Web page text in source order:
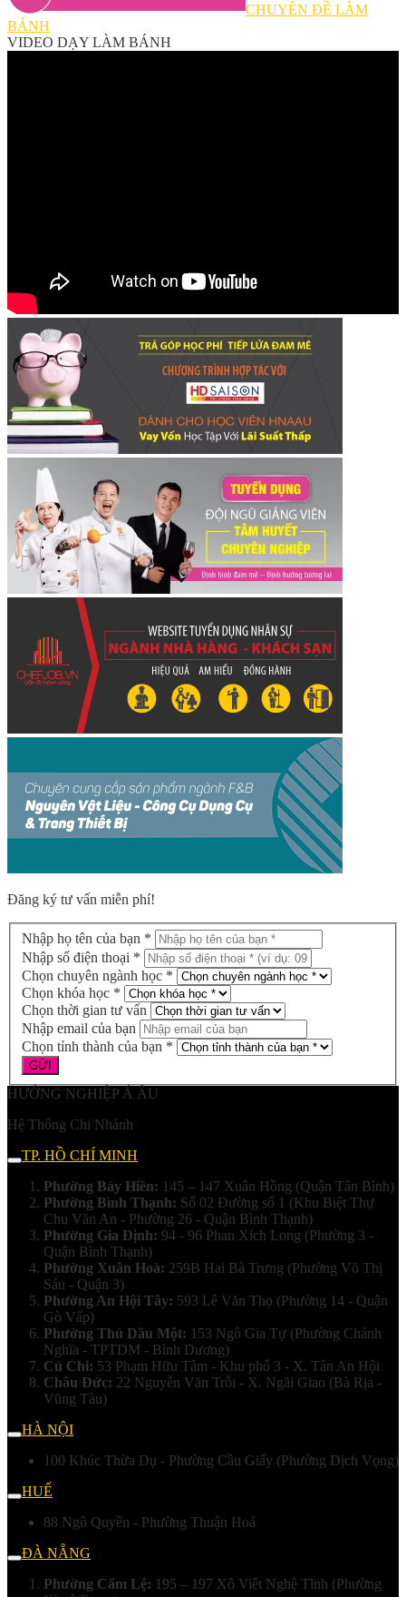
CHUYÊN ĐỀ LÀM
BÁNH
VIDEO DẠY LÀM BÁNH
Đăng ký tư vấn miễn phí!
Nhập họ tên của bạn *
Nhập số điện thoại *
Chọn chuyên ngành học *
Chọn khóa học *
Chọn thời gian tư vấn
Nhập email của bạn
Chọn tỉnh thành của bạn *
HƯỚNG NGHIỆP Á ÂU
Hệ Thống Chi Nhánh
TP. HỒ CHÍ MINH
Phường Bảy Hiền: 145 – 147 Xuân Hồng (Quận Tân Bình)
Phường Bình Thạnh: Số 02 Đường số 1 (Khu Biệt Thự
Chu Văn An - Phường 26 - Quận Bình Thạnh)
Phường Gia Định: 94 - 96 Phan Xích Long (Phường 3 -
Quận Bình Thạnh)
Phường Xuân Hoà: 259B Hai Bà Trưng (Phường Võ Thị
Sáu - Quận 3)
Phường An Hội Tây: 593 Lê Văn Thọ (Phường 14 - Quận
Gò Vấp)
Phường Thủ Dầu Một: 153 Ngô Gia Tự (Phường Chánh
Nghĩa - TPTDM - Bình Dương)
Củ Chi: 53 Phạm Hữu Tâm - Khu phố 3 - X. Tân An Hội
Châu Đức: 22 Nguyễn Văn Trỗi - X. Ngãi Giao (Bà Rịa -
Vũng Tàu)
HÀ NỘI
100 Khúc Thừa Dụ - Phường Cầu Giấy (Phường Dịch Vọng)
HUẾ
88 Ngô Quyền - Phường Thuận Hoá
ĐÀ NẴNG
Phường Cẩm Lệ: 195 – 197 Xô Viết Nghệ Tĩnh (Phường